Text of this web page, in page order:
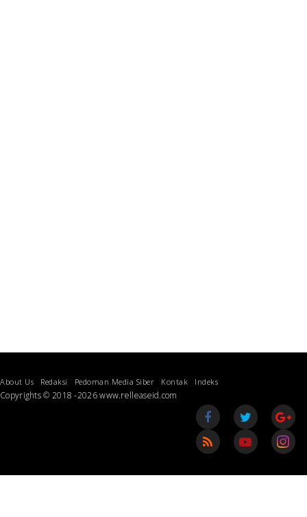
About Us Redaksi Pedoman Media Siber Kontak Indeks
Copyrights © 2018 -2026 www.relleaseid.com